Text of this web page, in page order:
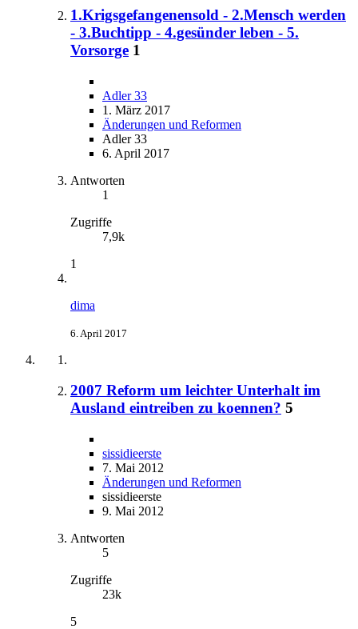
1.Krigsgefangenensold - 2.Mensch werden
- 3.Buchtipp - 4.gesünder leben - 5.
Vorsorge 1
Adler 33
1. März 2017
Änderungen und Reformen
Adler 33
6. April 2017
Antworten
1
Zugriffe
7,9k
1
dima
6. April 2017
2007 Reform um leichter Unterhalt im
Ausland eintreiben zu koennen? 5
sissidieerste
7. Mai 2012
Änderungen und Reformen
sissidieerste
9. Mai 2012
Antworten
5
Zugriffe
23k
5